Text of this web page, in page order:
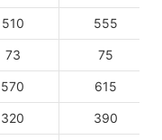
510 555
73 75
570 615
320 390